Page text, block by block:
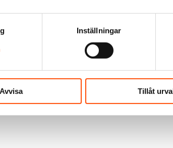
Inställningar
Avvisa Tillåt
än det vanliga.
medlemmar och skapa
medlemmar. I vanliga fall
om poolavtalet och om